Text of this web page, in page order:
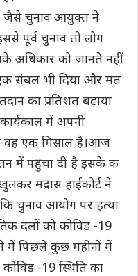
जैसे चुनाव आयुक्त ने
पूर्व चुनाव तो लोग
अधिकार को जानते नहीं
संबल भी दिया और मत
का प्रतिशत बढ़ाया
में अपनी
वह एक मिसाल है।आज
में पहुंचा दी है इसके क
मद्रास हाईकोर्ट ने
चुनाव आयोग पर हत्या
दलों को कोविड -19
में पिछले कुछ महीनों में
-19 स्थिति का